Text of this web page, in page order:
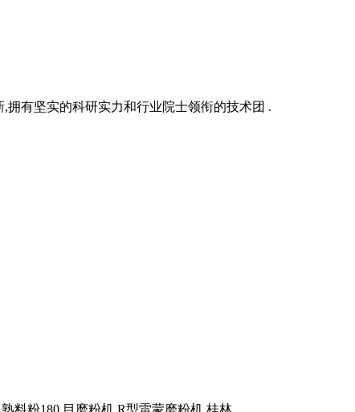
有坚实的科研实力和行业院士领衔的技术团 .
料粉180 目磨粉机 R型雷蒙磨粉机 桂林 .